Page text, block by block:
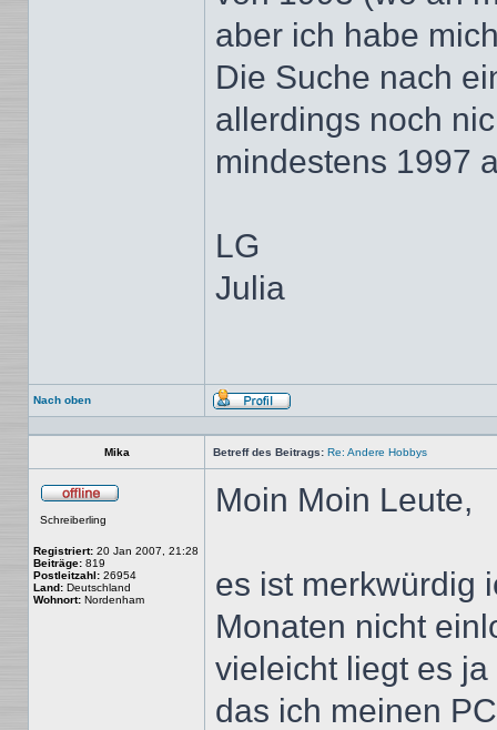
aber ich habe
Die Suche nach
allerdings noch
mindestens 1997
LG
Julia
Nach oben
Profil
Mika Betreff des Beitrags: Re: Andere Hobbys
Schreiberling
Registriert: 20 Jan 2007, 21:28
Beiträge: 819
Postleitzahl: 26954
Land: Deutschland
Wohnort: Nordenham
Moin Moin Leute,
es ist merkwürdig
Monaten nicht
vieleicht liegt es ja
das ich meinen